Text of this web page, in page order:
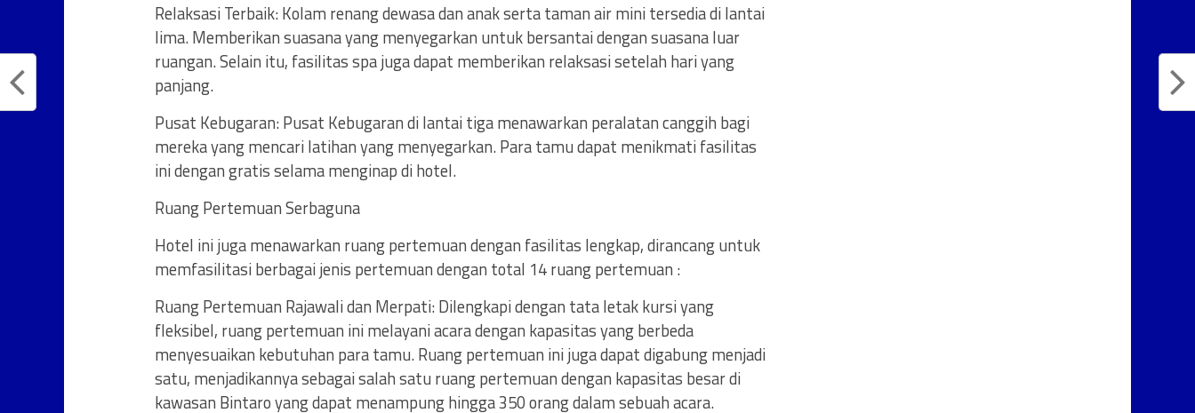
Relaksasi Terbaik: Kolam renang dewasa dan anak serta taman air mini tersedia di lantai
lima. Memberikan suasana yang menyegarkan untuk bersantai dengan suasana luar
ruangan. Selain itu, fasilitas spa juga dapat memberikan relaksasi setelah hari yang
panjang.
Pusat Kebugaran: Pusat Kebugaran di lantai tiga menawarkan peralatan canggih bagi
mereka yang mencari latihan yang menyegarkan. Para tamu dapat menikmati fasilitas
ini dengan gratis selama menginap di hotel.
Ruang Pertemuan Serbaguna
Hotel ini juga menawarkan ruang pertemuan dengan fasilitas lengkap, dirancang untuk
memfasilitasi berbagai jenis pertemuan dengan total 14 ruang pertemuan :
Ruang Pertemuan Rajawali dan Merpati: Dilengkapi dengan tata letak kursi yang
fleksibel, ruang pertemuan ini melayani acara dengan kapasitas yang berbeda
menyesuaikan kebutuhan para tamu. Ruang pertemuan ini juga dapat digabung menjadi
satu, menjadikannya sebagai salah satu ruang pertemuan dengan kapasitas besar di
kawasan Bintaro yang dapat menampung hingga 350 orang dalam sebuah acara.